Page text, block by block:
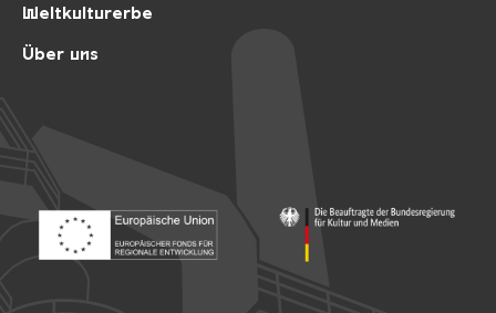
Weltkulturerbe
Über uns